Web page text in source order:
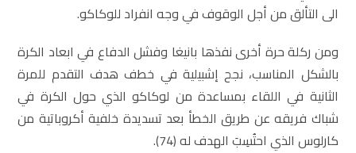
الى التألق من أجل الوقوف في وجه انفراد للوكاكو.
ومن ركلة حرة أخرى نفذها بانيغا وفشل الدفاع في ابعاد الكرة
بالشكل المناسب، نجح إشبيلية في خطف هدف التقدم للمرة
الثانية في اللقاء بمساعدة من لوكاكو الذي حول الكرة في
شباك فريقه عن طريق الخطأ بعد تسديدة خلفية أكروباتية من
كارلوس الذي احتُسِبَ الهدف له (74).